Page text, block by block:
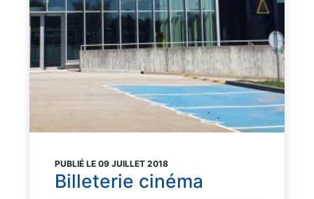
PUBLIÉ LE 09 JUILLET 2018
Billeterie cinéma